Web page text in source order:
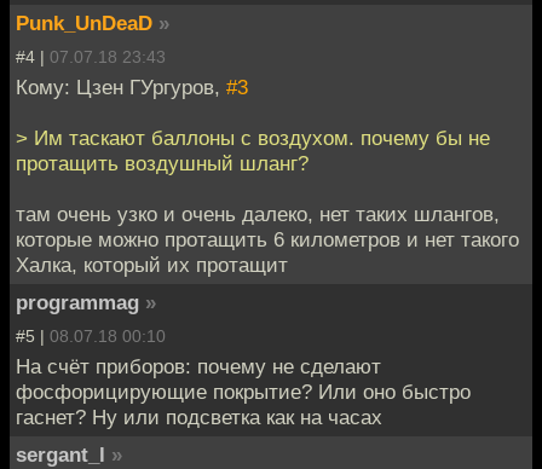
Punk_UnDeaD »
#4 | 07.07.18 23:43
Кому: Цзен ГУргуров, #3
> Им таскают баллоны с воздухом. почему бы не
протащить воздушный шланг?
там очень узко и очень далеко, нет таких шлангов,
которые можно протащить 6 километров и нет такого
Халка, который их протащит
programmag »
#5 | 08.07.18 00:10
На счёт приборов: почему не сделают
фосфорицирующие покрытие? Или оно быстро
гаснет? Ну или подсветка как на часах
sergant_l »